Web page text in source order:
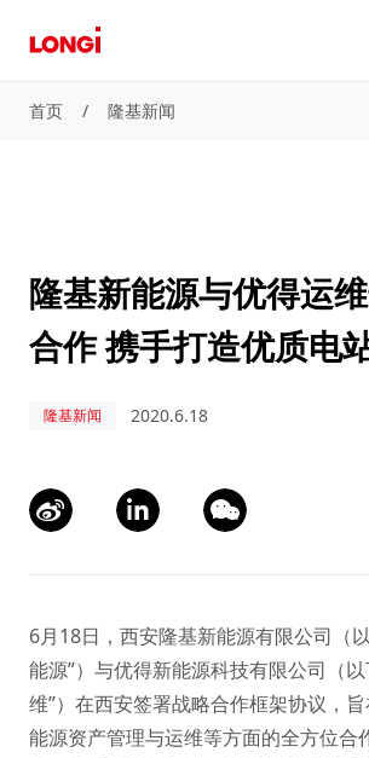
首页 / 隆基新闻
隆基新能源与优得运
合作 携手打造优质电
隆基新闻 2020.6.18
6月18日，西安隆基新能源有限公司（
能源”）与优得新能源科技有限公司（
维”）在西安签署战略合作框架协议，
能源资产管理与运维等方面的全方位合